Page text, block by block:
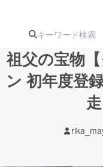
注
祖父の宝物
ン 初年度登